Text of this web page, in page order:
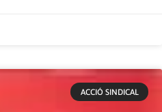
ACCIÓ SINDICAL